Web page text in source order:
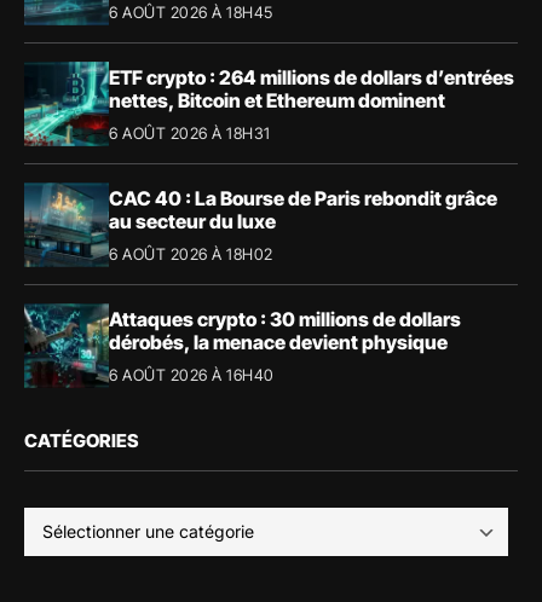
6 AOÛT 2026 À 18H45
ETF crypto : 264 millions de dollars d’entrées
nettes, Bitcoin et Ethereum dominent
6 AOÛT 2026 À 18H31
CAC 40 : La Bourse de Paris rebondit grâce
au secteur du luxe
6 AOÛT 2026 À 18H02
Attaques crypto : 30 millions de dollars
dérobés, la menace devient physique
6 AOÛT 2026 À 16H40
CATÉGORIES